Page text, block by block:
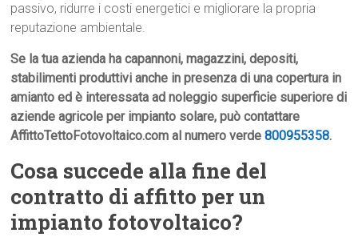
passivo, ridurre i costi energetici e migliorare la propria
reputazione ambientale.
Se la tua azienda ha capannoni, magazzini, depositi,
stabilimenti produttivi anche in presenza di una copertura in
amianto ed è interessata ad noleggio superficie superiore di
aziende agricole per impianto solare, può contattare
AffittoTettoFotovoltaico.com al numero verde800955358.
Cosa succede alla fine del
contratto di affitto per un
impianto fotovoltaico?